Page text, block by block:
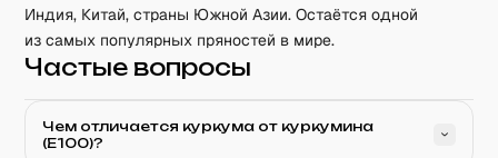
Индия, Китай, страны Южной Азии. Остаётся одной
из самых популярных пряностей в мире.
Частые вопросы
Чем отличается куркума от куркумина
(E100)?